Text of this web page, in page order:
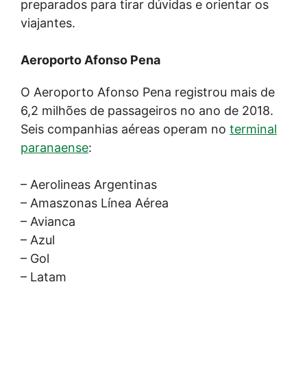
preparados para tirar dúvidas e orientar os
viajantes.
Aeroporto Afonso Pena
O Aeroporto Afonso Pena registrou mais de
6,2 milhões de passageiros no ano de 2018.
Seis companhias aéreas operam no terminal
paranaense:
– Aerolineas Argentinas
– Amaszonas Línea Aérea
– Avianca
– Azul
– Gol
– Latam